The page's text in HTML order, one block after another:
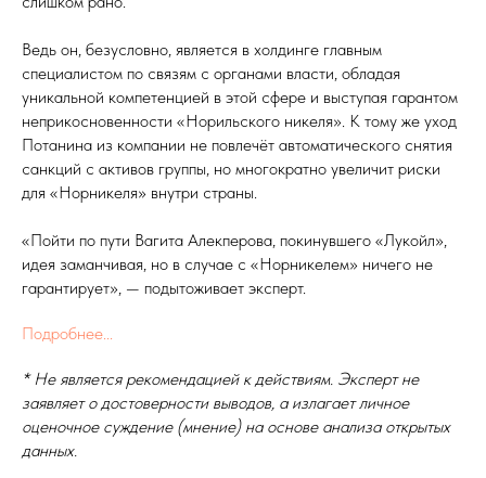
Ведь он, безусловно, является в холдинге главным
специалистом по связям с органами власти, обладая
уникальной компетенцией в этой сфере и выступая гарантом
неприкосновенности «Норильского никеля». К тому же уход
Потанина из компании не повлечёт автоматического снятия
санкций с активов группы, но многократно увеличит риски
для «Норникеля» внутри страны.
«Пойти по пути Вагита Алекперова, покинувшего «Лукойл»,
идея заманчивая, но в случае с «Норникелем» ничего не
гарантирует», — подытоживает эксперт.
Подробнее...
* Не является рекомендацией к действиям. Эксперт не
заявляет о достоверности выводов, а излагает личное
оценочное суждение (мнение) на основе анализа открытых
данных.